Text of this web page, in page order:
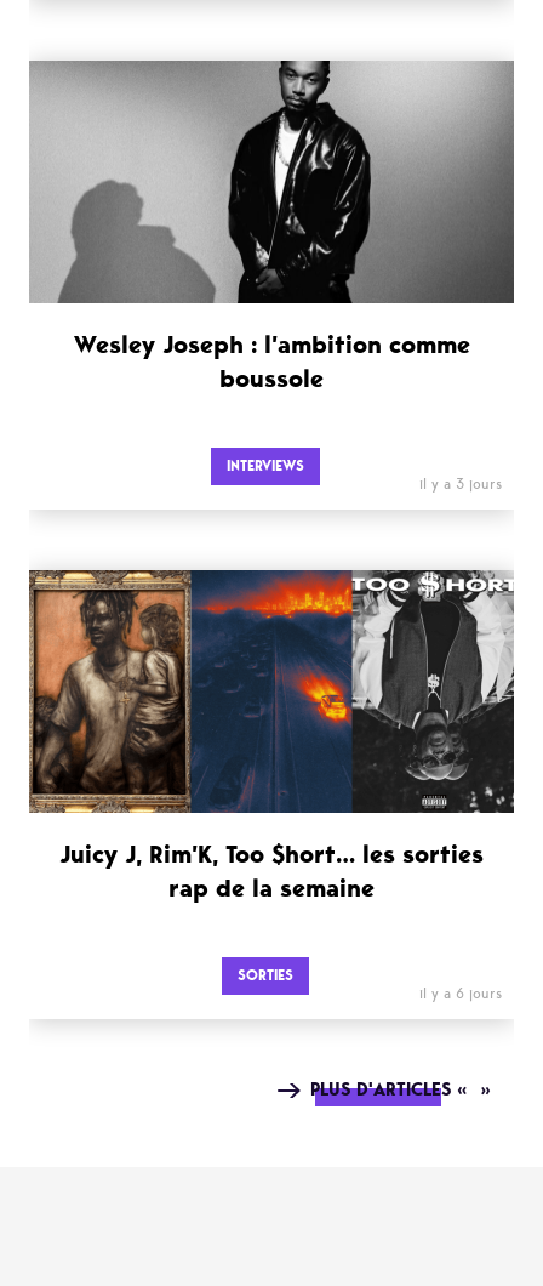
Wesley Joseph : l’ambition comme
boussole
INTERVIEWS
il y a 3 jours
Juicy J, Rim’K, Too $hort… les sorties
rap de la semaine
SORTIES
il y a 6 jours
PLUS D'ARTICLES « »